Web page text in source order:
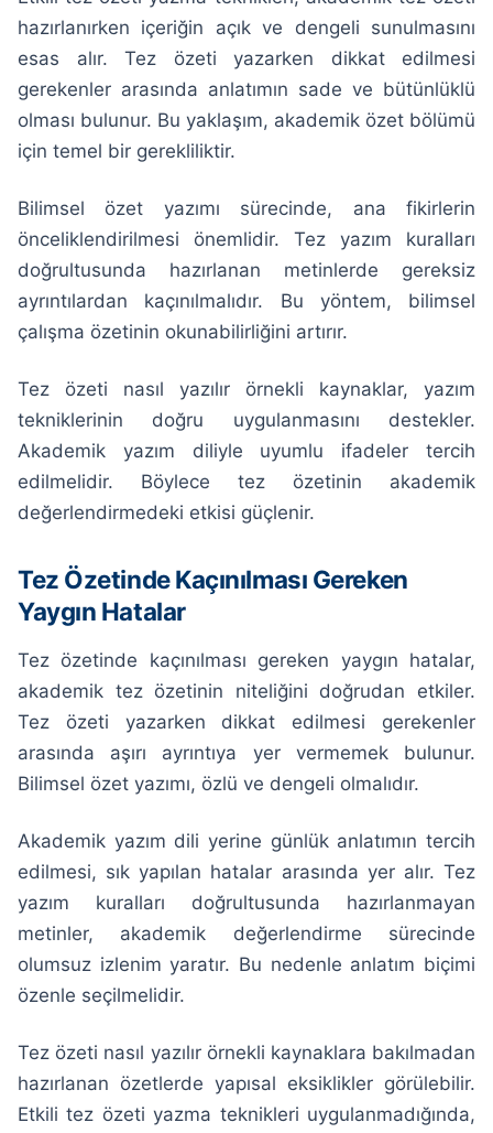
hazırlanırken içeriğin açık ve dengeli sunulmasını
esas alır. Tez özeti yazarken dikkat edilmesi
gerekenler arasında anlatımın sade ve bütünlüklü
olması bulunur. Bu yaklaşım, akademik özet bölümü
için temel bir gerekliliktir.
Bilimsel özet yazımı sürecinde, ana fikirlerin
önceliklendirilmesi önemlidir. Tez yazım kuralları
doğrultusunda hazırlanan metinlerde gereksiz
ayrıntılardan kaçınılmalıdır. Bu yöntem, bilimsel
çalışma özetinin okunabilirliğini artırır.
Tez özeti nasıl yazılır örnekli kaynaklar, yazım
tekniklerinin doğru uygulanmasını destekler.
Akademik yazım diliyle uyumlu ifadeler tercih
edilmelidir. Böylece tez özetinin akademik
değerlendirmedeki etkisi güçlenir.
Tez Özetinde Kaçınılması Gereken
Yaygın Hatalar
Tez özetinde kaçınılması gereken yaygın hatalar,
akademik tez özetinin niteliğini doğrudan etkiler.
Tez özeti yazarken dikkat edilmesi gerekenler
arasında aşırı ayrıntıya yer vermemek bulunur.
Bilimsel özet yazımı, özlü ve dengeli olmalıdır.
Akademik yazım dili yerine günlük anlatımın tercih
edilmesi, sık yapılan hatalar arasında yer alır. Tez
yazım kuralları doğrultusunda hazırlanmayan
metinler, akademik değerlendirme sürecinde
olumsuz izlenim yaratır. Bu nedenle anlatım biçimi
özenle seçilmelidir.
Tez özeti nasıl yazılır örnekli kaynaklara bakılmadan
hazırlanan özetlerde yapısal eksiklikler görülebilir.
Etkili tez özeti yazma teknikleri uygulanmadığında,